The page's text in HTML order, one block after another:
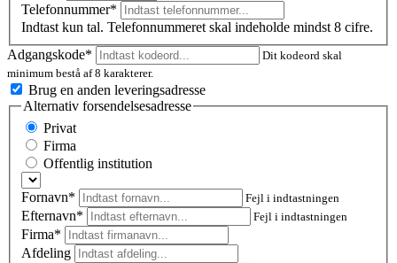
Telefonnummer*
Indtast kun tal. Telefonnummeret skal indeholde mindst 8 cifre.
Adgangskode*
Dit kodeord skal
minimum bestå af 8 karakterer.
Brug en anden leveringsadresse
Alternativ forsendelsesadresse
Privat
Firma
Offentlig institution
Fornavn* Fejl i indtastningen
Efternavn* Fejl i indtastningen
Firma*
Afdeling